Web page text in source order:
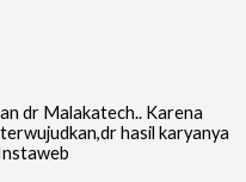
dr Malakatech.. Karena
hasil karyanya